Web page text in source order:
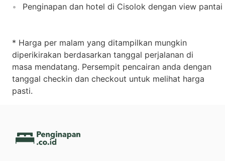
Penginapan dan hotel di Cisolok dengan view pantai
* Harga per malam yang ditampilkan mungkin
diperikirakan berdasarkan tanggal perjalanan di
masa mendatang. Persempit pencairan anda dengan
tanggal checkin dan checkout untuk melihat harga
pasti.